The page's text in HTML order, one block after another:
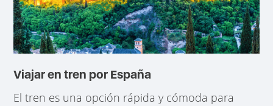
Viajar en tren por España
El tren es una opción rápida y cómoda para